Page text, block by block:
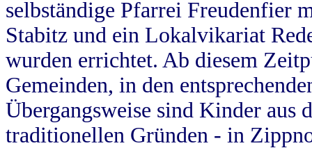
selbständige Pfarrei Freudenfier
Stabitz und ein Lokalvikariat
wurden errichtet. Ab diesem
Gemeinden, in den
Übergangsweise sind Kinder aus
traditionellen Gründen - in